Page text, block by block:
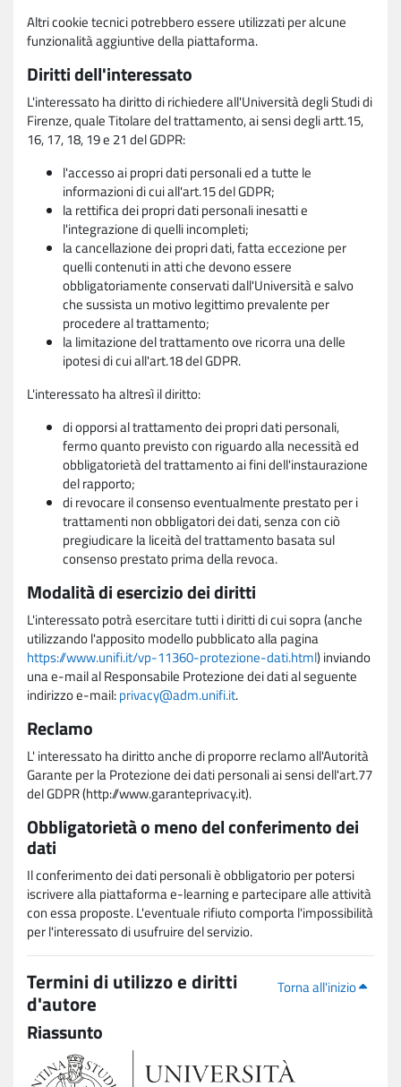
Altri cookie tecnici potrebbero essere utilizzati per alcune
funzionalità aggiuntive della piattaforma.
Diritti dell'interessato
L'interessato ha diritto di richiedere all'Università degli Studi di
Firenze, quale Titolare del trattamento, ai sensi degli artt.15,
16, 17, 18, 19 e 21 del GDPR:
l'accesso ai propri dati personali ed a tutte le
informazioni di cui all'art.15 del GDPR;
la rettifica dei propri dati personali inesatti e
l'integrazione di quelli incompleti;
la cancellazione dei propri dati, fatta eccezione per
quelli contenuti in atti che devono essere
obbligatoriamente conservati dall'Università e salvo
che sussista un motivo legittimo prevalente per
procedere al trattamento;
la limitazione del trattamento ove ricorra una delle
ipotesi di cui all'art.18 del GDPR.
L'interessato ha altresì il diritto:
di opporsi al trattamento dei propri dati personali,
fermo quanto previsto con riguardo alla necessità ed
obbligatorietà del trattamento ai fini dell'instaurazione
del rapporto;
di revocare il consenso eventualmente prestato per i
trattamenti non obbligatori dei dati, senza con ciò
pregiudicare la liceità del trattamento basata sul
consenso prestato prima della revoca.
Modalità di esercizio dei diritti
L'interessato potrà esercitare tutti i diritti di cui sopra (anche
utilizzando l'apposito modello pubblicato alla pagina
https://www.unifi.it/vp-11360-protezione-dati.html) inviando
una e-mail al Responsabile Protezione dei dati al seguente
indirizzo e-mail:privacy@adm.unifi.it.
Reclamo
L' interessato ha diritto anche di proporre reclamo all'Autorità
Garante per la Protezione dei dati personali ai sensi dell'art.77
del GDPR (http://www.garanteprivacy.it).
Obbligatorietà o meno del conferimento dei
dati
Il conferimento dei dati personali è obbligatorio per potersi
iscrivere alla piattaforma e-learning e partecipare alle attività
con essa proposte. L'eventuale rifiuto comporta l'impossibilità
per l'interessato di usufruire del servizio.
Torna all'inizio
Termini di utilizzo e diritti
d'autore
Riassunto